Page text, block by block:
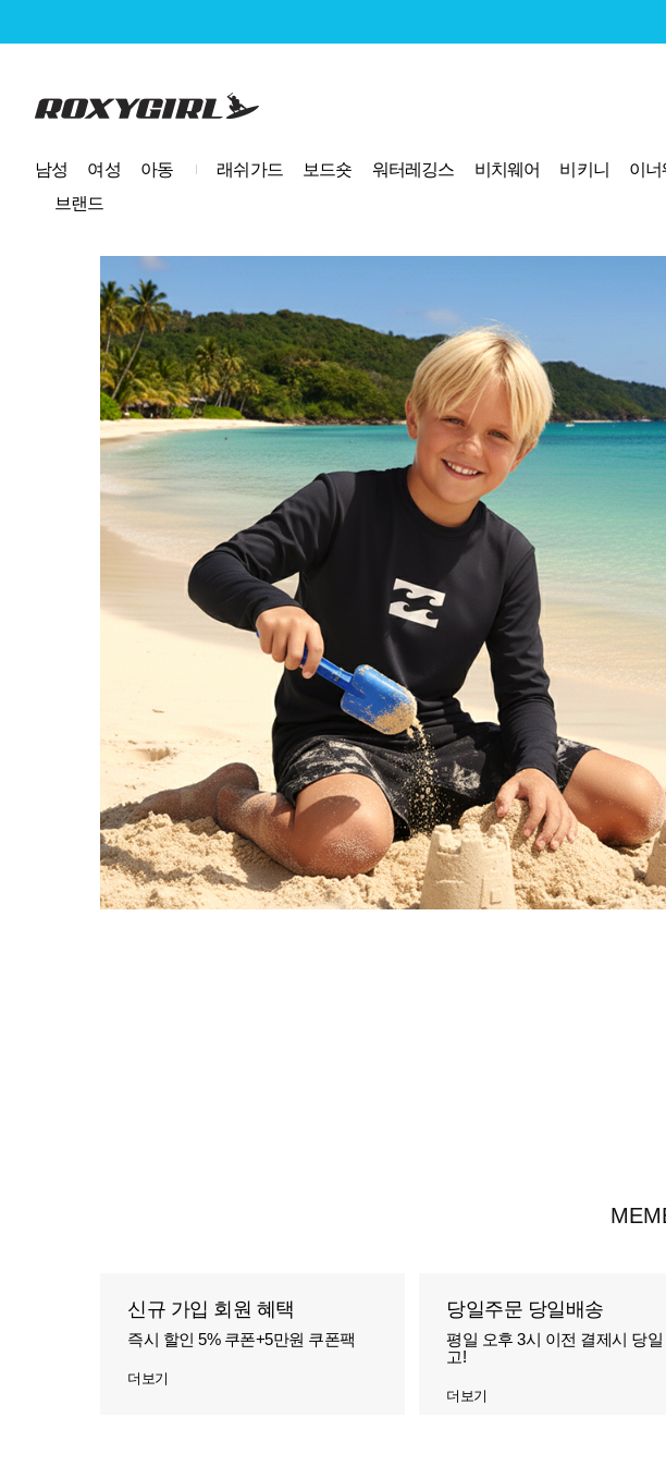
로고
남성 여성 아동 래쉬가드 보드숏 워터레깅스 비치웨어 비키니 이너
브랜드
신규 가입 회원 혜택
즉시 할인 5% 쿠폰+5만원 쿠폰팩
더보기
당일주문 당일배송
평일 오후 3시 이전 결제시 당일
고!
더보기